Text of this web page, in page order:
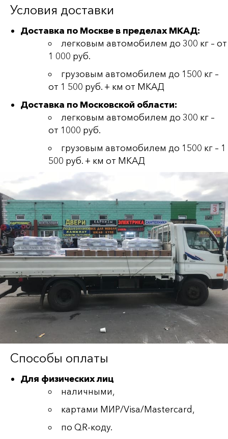
Условия доставки
Доставка по Москве в пределах МКАД:
легковым автомобилем до 300 кг – от
1 000 руб.
грузовым автомобилем до 1500 кг –
от 1 500 руб. + км от МКАД
Доставка по Московской области:
легковым автомобилем до 300 кг –
от 1000 руб.
грузовым автомобилем до 1500 кг – 1
500 руб. + км от МКАД
Способы оплаты
Для физических лиц
наличными,
картами МИР/Visa/Mastercard,
по QR-коду.